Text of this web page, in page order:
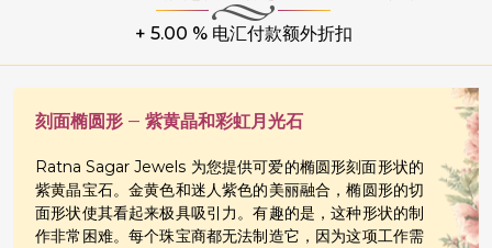
+ 5.00 % 电汇付款额外折扣
刻面椭圆形 – 紫黄晶和彩虹月光石
Ratna Sagar Jewels 为您提供可爱的椭圆形刻面形状的
紫黄晶宝石。金黄色和迷人紫色的美丽融合，椭圆形的切
面形状使其看起来极具吸引力。有趣的是，这种形状的制
作非常困难。每个珠宝商都无法制造它，因为这项工作需